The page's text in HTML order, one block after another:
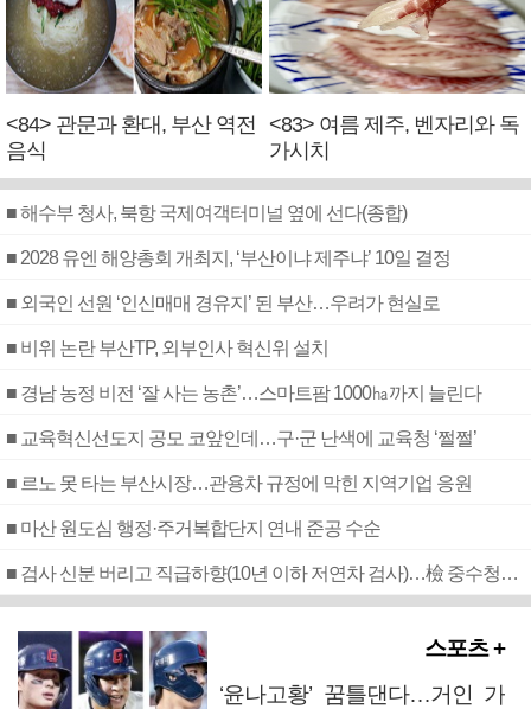
<84> 관문과 환대, 부산 역전
음식
<83> 여름 제주, 벤자리와 독
가시치
■ 해수부 청사, 북항 국제여객터미널 옆에 선다(종합)
■ 2028 유엔 해양총회 개최지, ‘부산이냐 제주냐’ 10일 결정
■ 외국인 선원 ‘인신매매 경유지’ 된 부산…우려가 현실로
■ 비위 논란 부산TP, 외부인사 혁신위 설치
■ 경남 농정 비전 ‘잘 사는 농촌’…스마트팜 1000㏊까지 늘린다
■ 교육혁신선도지 공모 코앞인데…구·군 난색에 교육청 ‘쩔쩔’
■ 르노 못 타는 부산시장…관용차 규정에 막힌 지역기업 응원
■ 마산 원도심 행정·주거복합단지 연내 준공 수순
■ 검사 신분 버리고 직급하향(10년 이하 저연차 검사)…檢 중수청행 기피
스포츠 +
‘윤나고황’ 꿈틀댄다…거인 가